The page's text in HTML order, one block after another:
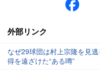
外部リンク
なぜ29球団は村上宗隆を見
得を遠ざけた“ある噂”